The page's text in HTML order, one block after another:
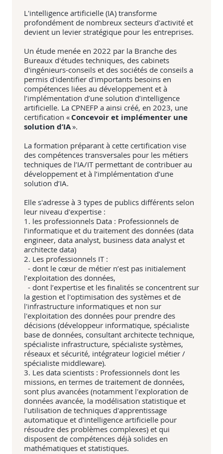
L'intelligence artificielle (IA) transforme
profondément de nombreux secteurs d'activité et
devient un levier stratégique pour les entreprises.
Un étude menée en 2022 par la Branche des
Bureaux d'études techniques, des cabinets
d'ingénieurs-conseils et des sociétés de conseils a
permis d'identifier d'importants besoins en
compétences liées au développement et à
l’implémentation d’une solution d’intelligence
artificielle. La CPNEFP a ainsi créé, en 2023, une
certification « Concevoir et implémenter une
solution d’IA».
La formation préparant à cette certification vise
des compétences transversales pour les métiers
techniques de l’IA/IT permettant de contribuer au
développement et à l’implémentation d’une
solution d’IA.
Elle s'adresse à 3 types de publics différents selon
leur niveau d'expertise :
1. les professionnels Data : Professionnels de
l’informatique et du traitement des données (data
engineer, data analyst, business data analyst et
architecte data)
2. Les professionnels IT :
- dont le cœur de métier n’est pas initialement
l’exploitation des données,
- dont l’expertise et les finalités se concentrent sur
la gestion et l'optimisation des systèmes et de
l'infrastructure informatiques et non sur
l'exploitation des données pour prendre des
décisions (développeur informatique, spécialiste
base de données, consultant architecte technique,
spécialiste infrastructure, spécialiste systèmes,
réseaux et sécurité, intégrateur logiciel métier /
spécialiste middleware).
3. Les data scientists : Professionnels dont les
missions, en termes de traitement de données,
sont plus avancées (notamment l'exploration de
données avancée, la modélisation statistique et
l'utilisation de techniques d'apprentissage
automatique et d'intelligence artificielle pour
résoudre des problèmes complexes) et qui
disposent de compétences déjà solides en
mathématiques et statistiques.